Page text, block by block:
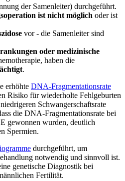
der Samenleiter) durchgeführt.
ist nicht möglich oder ist
vor - die Samenleiter sind
oder medizinische
haben die
.
erhöhte DNA-Fragmentationsrate
Risiko für wiederholte Fehlgeburten
Schwangerschaftsrate
die DNA-Fragmentationsrate bei
gewonnen wurden, deutlich
Spermien.
durchgeführt, um
notwendig und sinnvoll ist.
genetische Diagnostik bei
Fertilität.